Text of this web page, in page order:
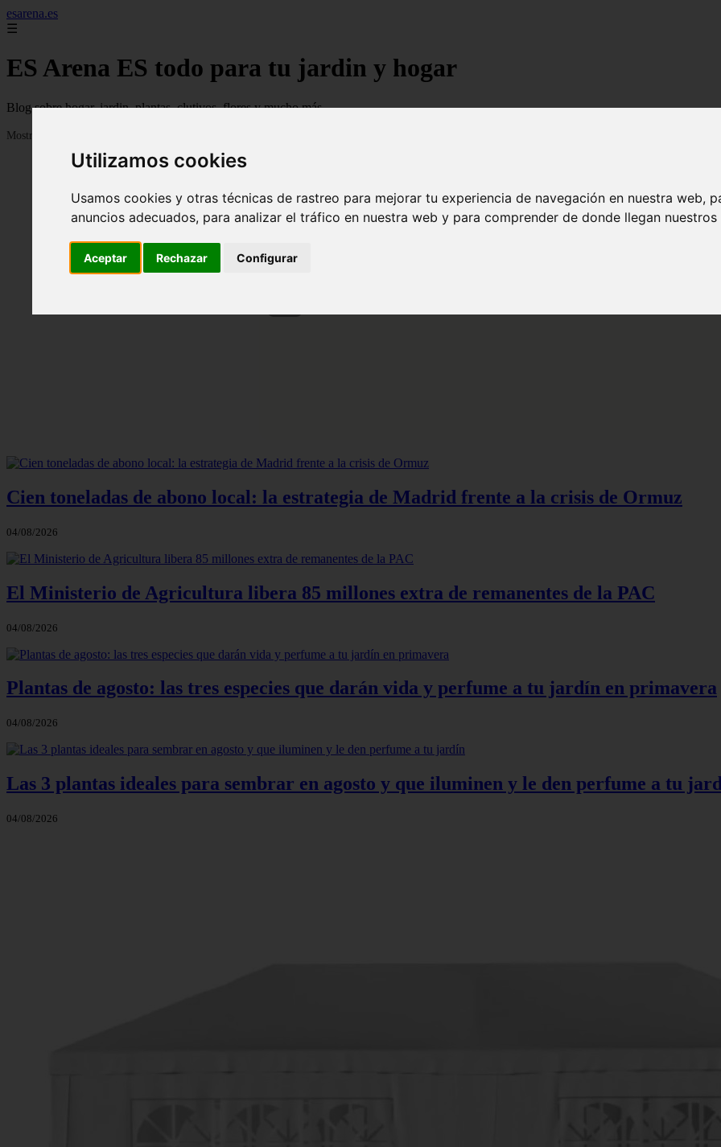
Utilizamos cookies
Usamos cookies y otras técnicas de rastreo para mejorar tu experiencia de navegación en nuestra web,
anuncios adecuados, para analizar el tráfico en nuestra web y para comprender de donde llegan
Aceptar Rechazar Configurar
esarena.es
☰
ES Arena ES todo para tu jardin y hogar
Blog sobre hogar, jardin, plantas, clutivos, flores y mucho más...
Mostrando 1 - 24 de 2119 artículos
Cien toneladas de abono local: la estrategia de Madrid frente a la crisis de Ormuz
04/08/2026
El Ministerio de Agricultura libera 85 millones extra de remanentes de la PAC
04/08/2026
Plantas de agosto: las tres especies que darán vida y perfume a tu jardín en primavera
04/08/2026
Las 3 plantas ideales para sembrar en agosto y que iluminen y le den perfume a tu
04/08/2026